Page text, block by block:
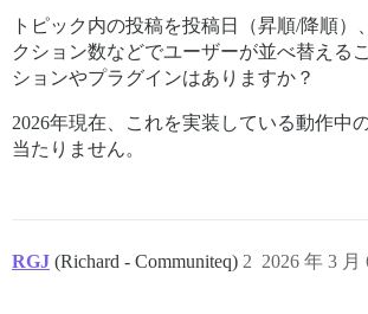
トピック内の投稿を投稿日（昇順/降順）
クション数などでユーザーが並べ替える
ションやプラグインはありますか？
2026年現在、これを実装している動作中
当たりません。
RGJ (Richard - Communiteq) 2026 年 3 月
2